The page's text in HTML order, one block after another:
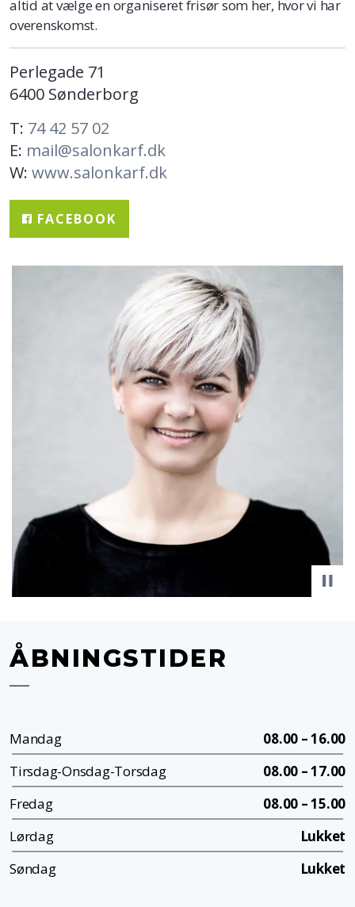
altid at vælge en organiseret frisør som her, hvor vi har
overenskomst.
Perlegade 71
6400 Sønderborg
T: 74 42 57 02
E: mail@salonkarf.dk
W: www.salonkarf.dk
FACEBOOK
ÅBNINGSTIDER
Mandag
08.00 – 16.00
Tirsdag-Onsdag-Torsdag
08.00 – 17.00
Fredag
08.00 – 15.00
Lørdag
Lukket
Søndag
Lukket